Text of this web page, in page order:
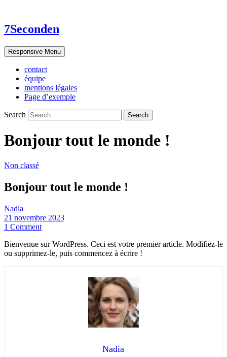
7Seconden
Responsive Menu
contact
équipe
mentions légales
Page d’exemple
Search
Bonjour tout le monde !
Non classé
Bonjour tout le monde !
Nadia
21 novembre 2023
1 Comment
Bienvenue sur WordPress. Ceci est votre premier article. Modifiez-le
ou supprimez-le, puis commencez à écrire !
Nadia